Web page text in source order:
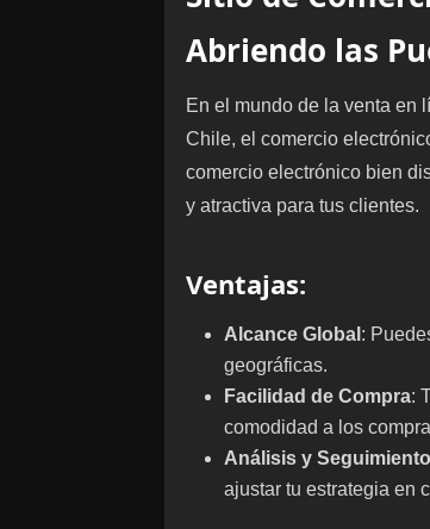
Abriendo las
En el mundo de la venta en
Chile, el comercio
comercio electrónico bien
y atractiva para tus clientes.
Ventajas:
Alcance Global :
geográficas.
Facilidad de Compra:
comodidad a los
Análisis y Seguimiento
ajustar tu estrategia en